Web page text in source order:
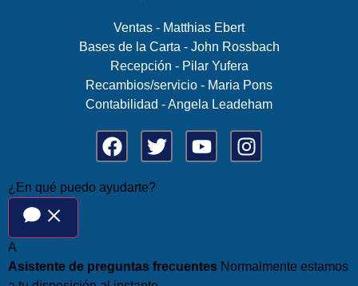
Ventas - Matthias Ebert
Bases de la Carta - John Rossbach
Recepción - Pilar Yufera
Recambios/servicio - Maria Pons
Contabilidad - Angela Leadeham
¿En qué puedo ayudarte?
A
Asistente de preguntas frecuentes Normalmente estamos